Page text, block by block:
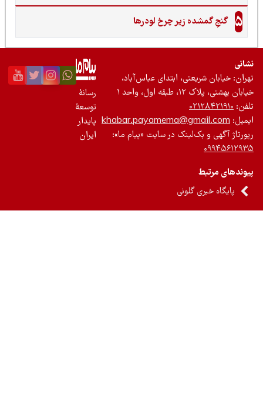
گنجِ گمشده زیر چرخ لودرها
خیابان شریعتی، ابتدای عباس‌آباد،
بهشتی، پلاک ۱۲، طبقه اول، واحد ۱
۰۲۱۲۸۴۲۱۹۱۰
khabar.payamema@gmail.com
آگهی و بک‌لینک در سایت «پیام ما»:
مرتبط
پایگاه خبری گلونی
توسعۀ
پایدار
ایران